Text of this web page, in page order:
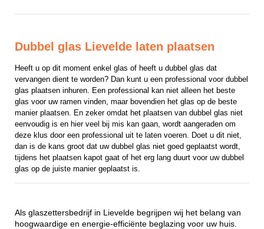
Dubbel glas Lievelde laten plaatsen
Heeft u op dit moment enkel glas of heeft u dubbel glas dat
vervangen dient te worden? Dan kunt u een professional voor dubbel
glas plaatsen inhuren. Een professional kan niet alleen het beste
glas voor uw ramen vinden, maar bovendien het glas op de beste
manier plaatsen. En zeker omdat het plaatsen van dubbel glas niet
eenvoudig is en hier veel bij mis kan gaan, wordt aangeraden om
deze klus door een professional uit te laten voeren. Doet u dit niet,
dan is de kans groot dat uw dubbel glas niet goed geplaatst wordt,
tijdens het plaatsen kapot gaat of het erg lang duurt voor uw dubbel
glas op de juiste manier geplaatst is.
Als glaszettersbedrijf in Lievelde begrijpen wij het belang van
hoogwaardige en energie-efficiënte beglazing voor uw huis.